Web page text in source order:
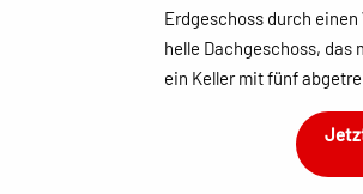
Erdgeschoss durch
helle Dachgeschoss,
ein Keller mit fünf